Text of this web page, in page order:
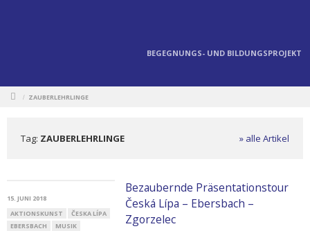
BEGEGNUNGS- UND BILDUNGSPROJEKT
/ ZAUBERLEHRLINGE
Tag: ZAUBERLEHRLINGE » alle Artikel
15. JUNI 2018
AKTIONSKUNST
ČESKA LÍPA
EBERSBACH
MUSIK
Bezaubernde Präsentationstour
Česká Lípa – Ebersbach –
Zgorzelec